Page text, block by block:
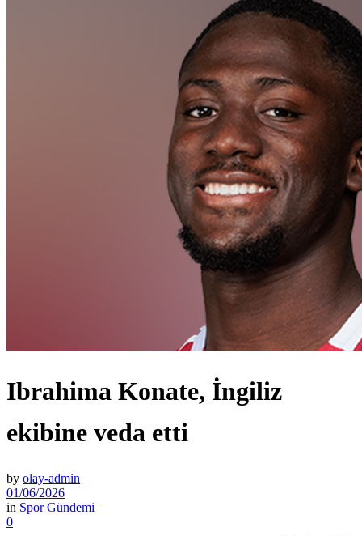
Ibrahima Konate, İngiliz
ekibine veda etti
by olay-admin
01/06/2026
in Spor Gündemi
0